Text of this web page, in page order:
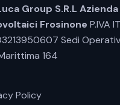
Group S.R.L
Frosinone P.IVA
Sedi
164
Policy